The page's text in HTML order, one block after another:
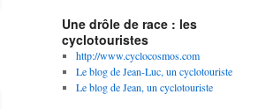
Une drôle de race : les
cyclotouristes
http://www.cyclocosmos.com
Le blog de Jean-Luc, un cyclotouriste
Le blog de Jean, un cyclotouriste